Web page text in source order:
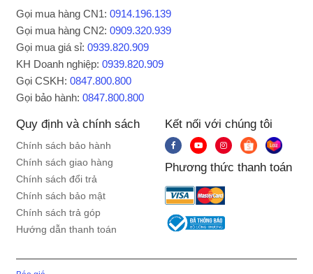
Kết nối với chúng tôi
Phương thức thanh toán
Gọi mua hàng CN1:0914.196.139
Gọi mua hàng CN2:0909.320.939
Gọi mua giá sỉ:0939.820.909
KH Doanh nghiệp:0939.820.909
Gọi CSKH:0847.800.800
Gọi bảo hành:0847.800.800
Quy định và chính sách
Chính sách bảo hành
Chính sách giao hàng
Chính sách đổi trả
Chính sách bảo mật
Chính sách trả góp
Hướng dẫn thanh toán